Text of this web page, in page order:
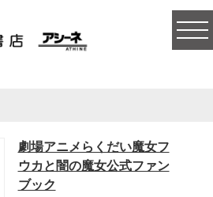
劇場アニメらくだい魔女フ
ウカと闇の魔女公式ファン
ブック